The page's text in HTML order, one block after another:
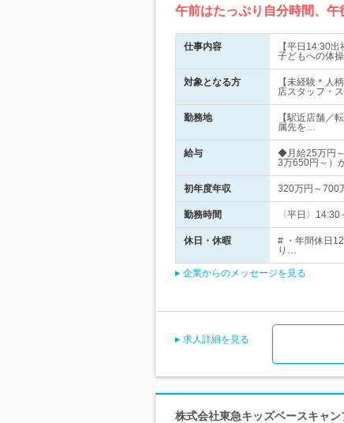
午前はたっぷり自分時間、
仕事内容
【平日14:30
子どもへの体
対象となる方
【未経験＊人
店スタッフ・
勤務地
【駅近店舗／
属先を…
給与
◆月給25万円
3万650円～）
初年度年収 320万円～700
勤務時間 〈平日〉
休日・休暇
# ・年間休日
り…
企業からのメッセージを見る
求人詳細を見る
株式会社東急キッズベースキャ